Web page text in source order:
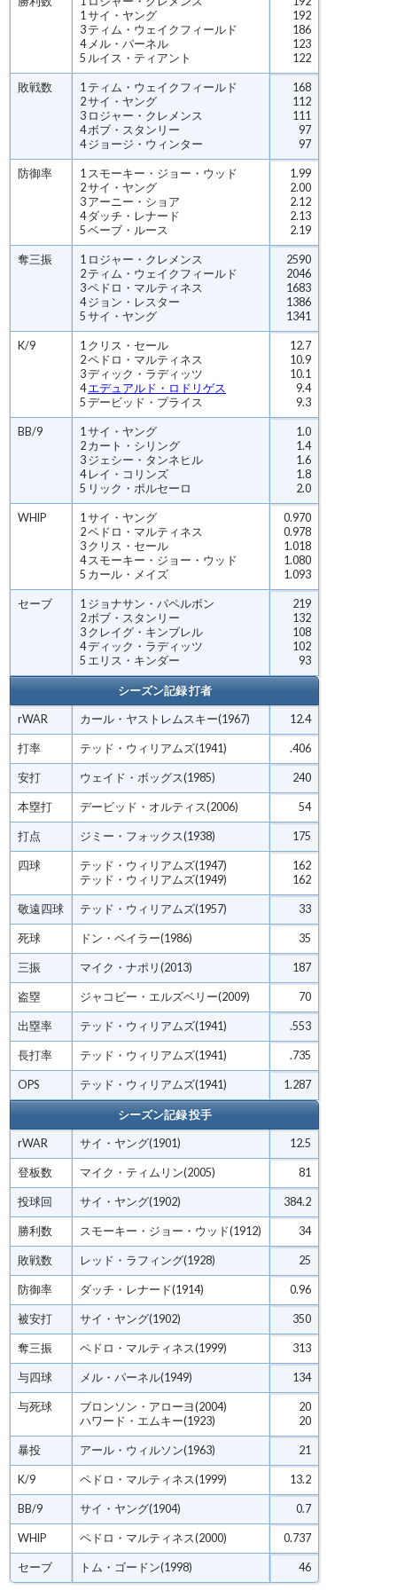
1 サイ・ヤング
3 ティム・ウェイクフィールド
4 メル・パーネル
5 ルイス・ティアント
192
186
123
122
敗戦数
1 ティム・ウェイクフィールド
2 サイ・ヤング
3 ロジャー・クレメンス
4 ボブ・スタンリー
4 ジョージ・ウィンター
168
112
111
97
97
防御率
1 スモーキー・ジョー・ウッド
2 サイ・ヤング
3 アーニー・ショア
4 ダッチ・レナード
5 ベーブ・ルース
1.99
2.00
2.12
2.13
2.19
奪三振
1 ロジャー・クレメンス
2 ティム・ウェイクフィールド
3 ペドロ・マルティネス
4 ジョン・レスター
5 サイ・ヤング
2590
2046
1683
1386
1341
K/9
1 クリス・セール
2 ペドロ・マルティネス
3 ディック・ラディッツ
4エデュアルド・ロドリゲス
5 デービッド・プライス
12.7
10.9
10.1
9.4
9.3
BB/9
1 サイ・ヤング
2 カート・シリング
3 ジェシー・タンネヒル
4 レイ・コリンズ
5 リック・ポルセーロ
1.0
1.4
1.6
1.8
2.0
WHIP
1 サイ・ヤング
2 ペドロ・マルティネス
3 クリス・セール
4 スモーキー・ジョー・ウッド
5 カール・メイズ
0.970
0.978
1.018
1.080
1.093
セーブ
1 ジョナサン・パペルボン
2 ボブ・スタンリー
3 クレイグ・キンブレル
4 ディック・ラディッツ
5 エリス・キンダー
219
132
108
102
93
シーズン記録 打者
rWAR カール・ヤストレムスキー(1967) 12.4
打率 テッド・ウィリアムズ(1941) .406
安打 ウェイド・ボッグス(1985) 240
本塁打 デービッド・オルティス(2006) 54
打点 ジミー・フォックス(1938) 175
四球
テッド・ウィリアムズ(1947)
テッド・ウィリアムズ(1949)
162
162
敬遠四球 テッド・ウィリアムズ(1957) 33
死球 ドン・ベイラー(1986) 35
三振 マイク・ナポリ(2013) 187
盗塁 ジャコビー・エルズベリー(2009) 70
出塁率 テッド・ウィリアムズ(1941) .553
長打率 テッド・ウィリアムズ(1941) .735
OPS テッド・ウィリアムズ(1941) 1.287
シーズン記録 投手
rWAR サイ・ヤング(1901) 12.5
登板数 マイク・ティムリン(2005) 81
投球回 サイ・ヤング(1902) 384.2
勝利数 スモーキー・ジョー・ウッド(1912) 34
敗戦数 レッド・ラフィング(1928) 25
防御率 ダッチ・レナード(1914) 0.96
被安打 サイ・ヤング(1902) 350
奪三振 ペドロ・マルティネス(1999) 313
与四球 メル・パーネル(1949) 134
与死球
ブロンソン・アローヨ(2004)
ハワード・エムキー(1923)
20
20
暴投 アール・ウィルソン(1963) 21
K/9 ペドロ・マルティネス(1999) 13.2
BB/9 サイ・ヤング(1904) 0.7
WHIP ペドロ・マルティネス(2000) 0.737
セーブ トム・ゴードン(1998) 46